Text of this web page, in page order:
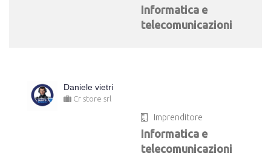
Informatica e
telecomunicazioni
Daniele vietri
Cr store srl
Imprenditore
Informatica e
telecomunicazioni